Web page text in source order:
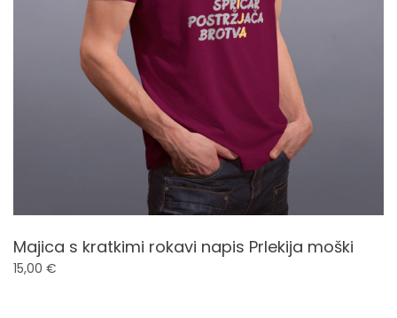
Majica s kratkimi rokavi napis Prlekija moški
15,00 €